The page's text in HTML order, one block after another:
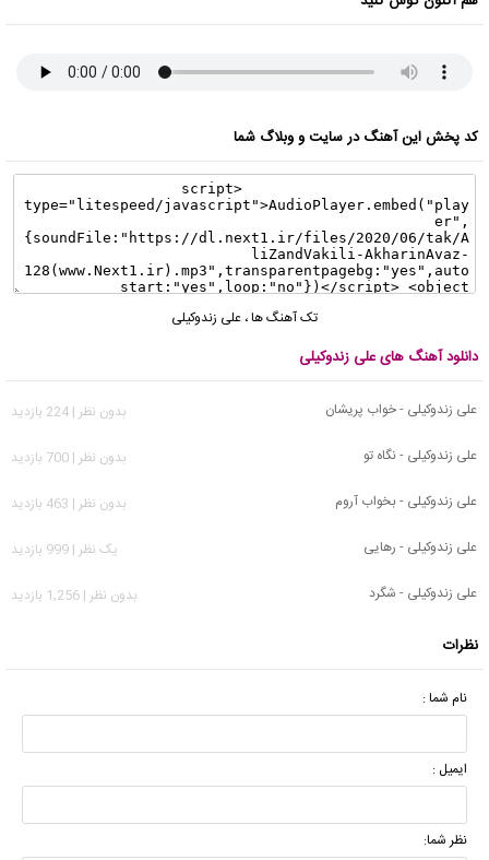
کد پخش این آهنگ در سایت و وبلاگ شما
تک آهنگ ها، علی زندوکیلی
دانلود آهنگ های علی زندوکیلی
علی زندوکیلی - خواب پریشان
بدون نظر | 224 بازدید
علی زندوکیلی - نگاه تو
بدون نظر | 700 بازدید
علی زندوکیلی - بخواب آروم
بدون نظر | 463 بازدید
علی زندوکیلی - رهایی
يک نظر | 999 بازدید
علی زندوکیلی - شگرد
بدون نظر | 1,256 بازدید
نظرات
نام شما :
ایمیل :
نظر شما: